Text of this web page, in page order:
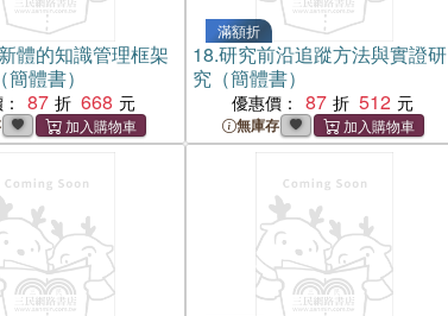
體的知識管理框架
體書）
87 668
滿額折
18.研究前沿追蹤方法與實證研
究（簡體書）
優惠價： 87 512
無庫存